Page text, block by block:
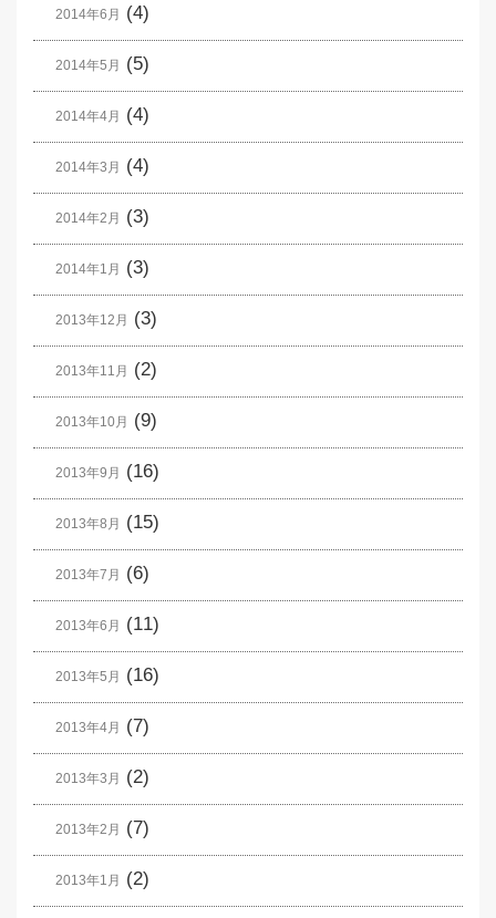
2014年6月 (4)
2014年5月 (5)
2014年4月 (4)
2014年3月 (4)
2014年2月 (3)
2014年1月 (3)
2013年12月 (3)
2013年11月 (2)
2013年10月 (9)
2013年9月 (16)
2013年8月 (15)
2013年7月 (6)
2013年6月 (11)
2013年5月 (16)
2013年4月 (7)
2013年3月 (2)
2013年2月 (7)
2013年1月 (2)